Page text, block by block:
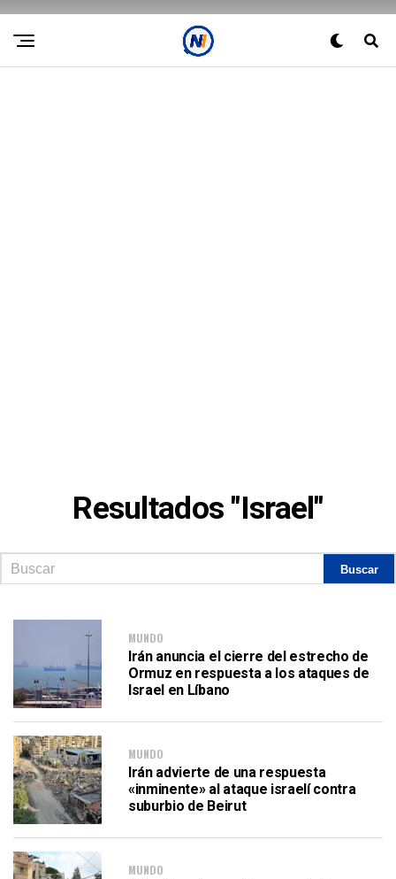
Resultados "Israel"
MUNDO
Irán anuncia el cierre del estrecho de
Ormuz en respuesta a los ataques de
Israel en Líbano
MUNDO
Irán advierte de una respuesta
«inminente» al ataque israelí contra
suburbio de Beirut
MUNDO